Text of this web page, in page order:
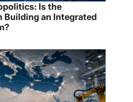
Is the
Building an Integrated